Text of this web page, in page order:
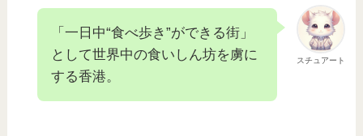
スチュアート
「一日中“食べ歩き”ができる街」
として世界中の食いしん坊を虜に
する香港。